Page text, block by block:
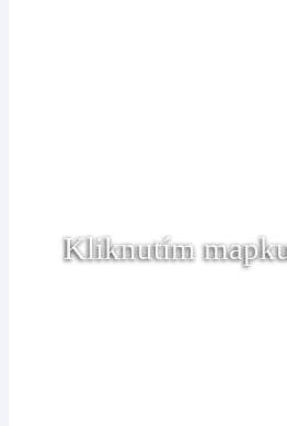
Kliknutím